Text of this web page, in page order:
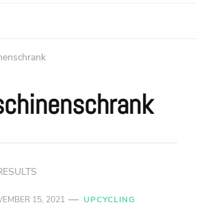
15, 2021 UPCYCLING